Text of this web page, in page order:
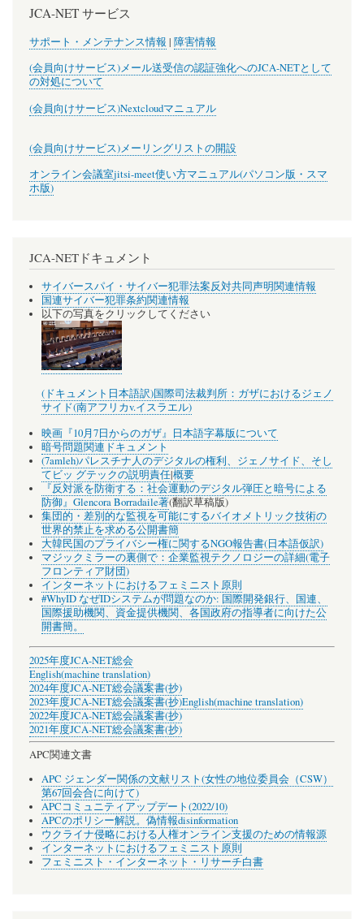
JCA-NET サービス
サポート・メンテナンス情報 | 障害情報
(会員向けサービス)メール送受信の認証強化へのJCA-NETとして
の対処について
(会員向けサービス)Nextcloudマニュアル
(会員向けサービス)メーリングリストの開設
オンライン会議室jitsi-meet使い方マニュアル(パソコン版・スマ
ホ版)
JCA-NETドキュメント
サイバースパイ・サイバー犯罪法案反対共同声明関連情報
国連サイバー犯罪条約関連情報
以下の写真をクリックしてください
(ドキュメント日本語訳)国際司法裁判所：ガザにおけるジェノ
サイド(南アフリカv.イスラエル)
映画『10月7日からのガザ』日本語字幕版について
暗号問題関連ドキュメント
(7amleh)パレスチナ人のデジタルの権利、ジェノサイド、そし
てビッ グテックの説明責任|概要
『反対派を防衛する：社会運動のデジタル弾圧と暗号による
防御』Glencora Borradaile著(翻訳草稿版)
集団的・差別的な監視を可能にするバイオメトリック技術の
世界的禁止を求める公開書簡
大韓民国のプライバシー権に関するNGO報告書(日本語仮訳)
マジックミラーの裏側で：企業監視テクノロジーの詳細(電子
フロンティア財団)
インターネットにおけるフェミニスト原則
#WhyID なぜIDシステムが問題なのか: 国際開発銀行、国連、
国際援助機関、資金提供機関、各国政府の指導者に向けた公
開書簡。
2025年度JCA-NET総会
English(machine translation)
2024年度JCA-NET総会議案書(抄)
2023年度JCA-NET総会議案書(抄)English(machine translation)
2022年度JCA-NET総会議案書(抄)
2021年度JCA-NET総会議案書(抄)
APC関連文書
APC ジェンダー関係の文献リスト(女性の地位委員会（CSW）
第67回会合に向けて)
APCコミュニティアップデート(2022/10)
APCのポリシー解説。偽情報disinformation
ウクライナ侵略における人権オンライン支援のための情報源
インターネットにおけるフェミニスト原則
フェミニスト・インターネット・リサーチ白書